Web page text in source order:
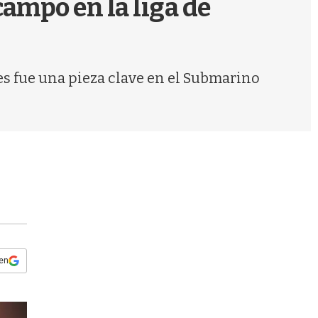
en la liga de
fue una pieza clave en el Submarino